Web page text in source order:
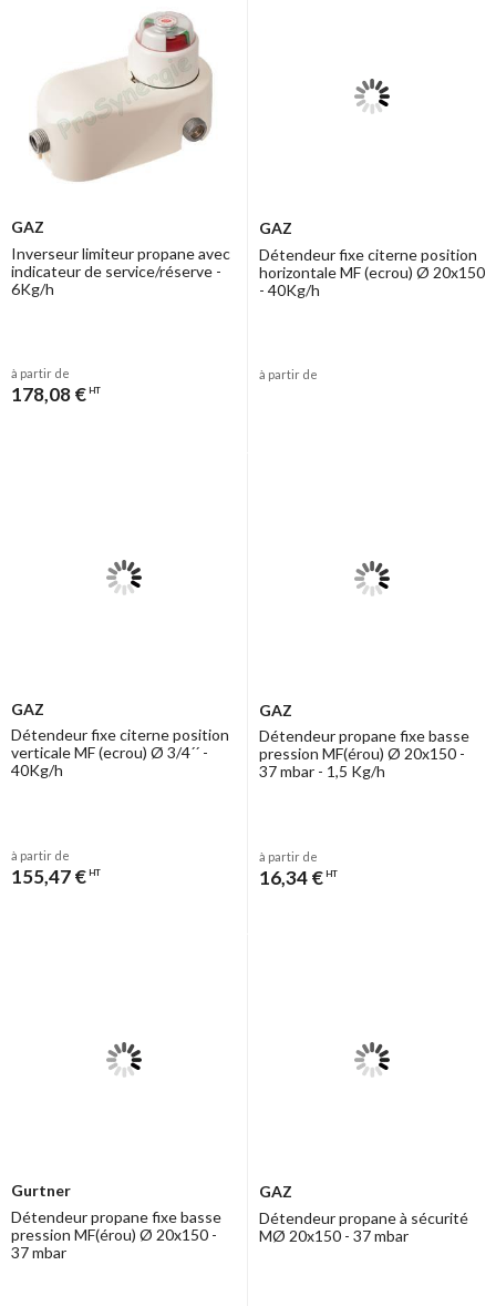
GAZ
Inverseur limiteur propane avec
indicateur de service/réserve -
6Kg/h
à partir de
178,08 € HT
GAZ
Détendeur fixe citerne position
horizontale MF (ecrou) Ø 20x150
- 40Kg/h
à partir de
GAZ
Détendeur fixe citerne position
verticale MF (ecrou) Ø 3/4´´ -
40Kg/h
à partir de
155,47 € HT
GAZ
Détendeur propane fixe basse
pression MF(érou) Ø 20x150 -
37 mbar - 1,5 Kg/h
à partir de
16,34 € HT
Gurtner
Détendeur propane fixe basse
pression MF(érou) Ø 20x150 -
37 mbar
GAZ
Détendeur propane à sécurité
MØ 20x150 - 37 mbar